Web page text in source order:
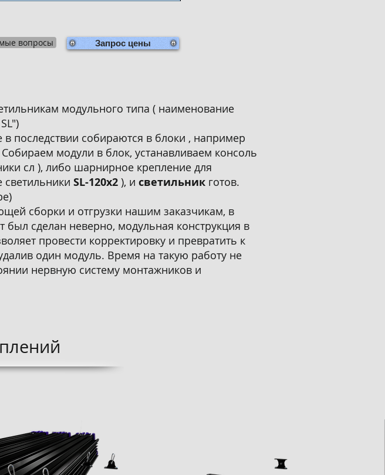
Запрос цены
вопросы
модульного типа ( наименование
последствии собираются в блоки , например
модули в блок, устанавливаем консоль
сл ), либо шарнирное крепление для
SL-120x2 ), и светильник готов.
сборки и отгрузки нашим заказчикам, в
сделан неверно, модульная конструкция в
провести корректировку и превратить к
один модуль. Время на такую работу не
нервную систему монтажников и